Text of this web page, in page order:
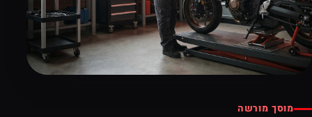
מוסך מורשה